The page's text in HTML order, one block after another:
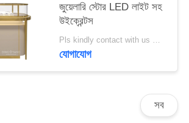
জুয়েলারি স্টোর LED লাইট সহ
উইক্রেন্টস
Pls kindly contact with us MOQ:1 দোকান বা 5 সেট
যোগাযোগ
সব